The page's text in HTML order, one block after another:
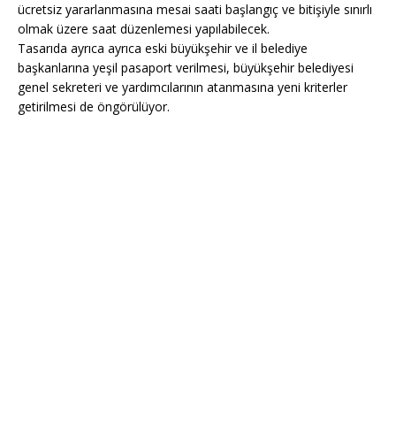
ücretsiz yararlanmasına mesai saati başlangıç ve bitişiyle sınırlı
olmak üzere saat düzenlemesi yapılabilecek.
Tasarıda ayrıca ayrıca eski büyükşehir ve il belediye
başkanlarına yeşil pasaport verilmesi, büyükşehir belediyesi
genel sekreteri ve yardımcılarının atanmasına yeni kriterler
getirilmesi de öngörülüyor.